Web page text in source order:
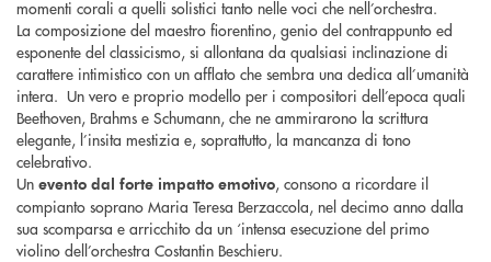
momenti corali a quelli solistici tanto nelle voci che nell’orchestra.
La composizione del maestro fiorentino, genio del contrappunto ed
esponente del classicismo, si allontana da qualsiasi inclinazione di
carattere intimistico con un afflato che sembra una dedica all’umanità
intera. Un vero e proprio modello per i compositori dell’epoca quali
Beethoven, Brahms e Schumann, che ne ammirarono la scrittura
elegante, l’insita mestizia e, soprattutto, la mancanza di tono
celebrativo.
Un evento dal forte impatto emotivo, consono a ricordare il
compianto soprano Maria Teresa Berzaccola, nel decimo anno dalla
sua scomparsa e arricchito da un ‘intensa esecuzione del primo
violino dell’orchestra Costantin Beschieru.